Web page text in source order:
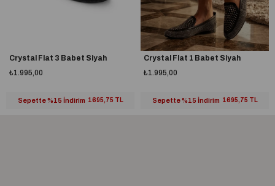
Crystal Flat 3 Babet Siyah
₺1.995,00
Sepette %15 İndirim 1695,75 TL
Crystal Flat 1 Babet Siyah
₺1.995,00
Sepette %15 İndirim 1695,75 TL